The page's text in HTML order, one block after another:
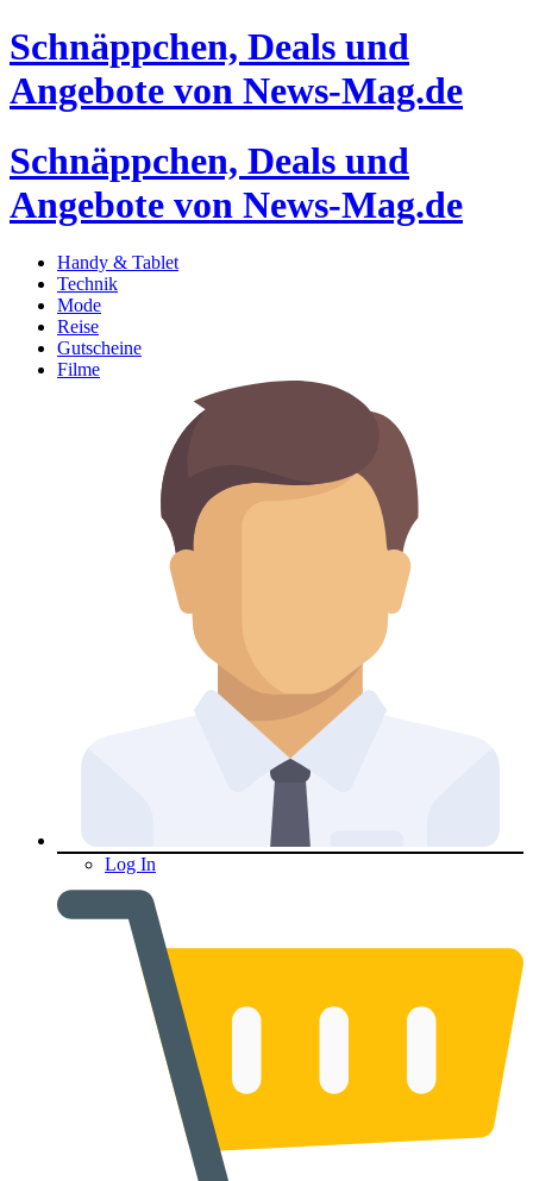
Schnäppchen, Deals und
Angebote von News-Mag.de
Schnäppchen, Deals und
Angebote von News-Mag.de
Handy & Tablet
Technik
Mode
Reise
Gutscheine
Filme
Log In